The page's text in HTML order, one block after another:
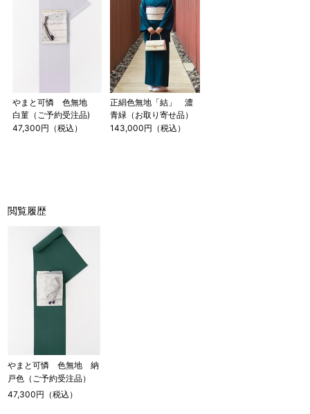
やまと可憐 色無地
白菫（ご予約受注品)
47,300円（税込）
正絹色無地「結」 濃
青緑（お取り寄せ品）
143,000円（税込）
閲覧履歴
やまと可憐 色無地 納
戸色（ご予約受注品）
47,300円（税込）